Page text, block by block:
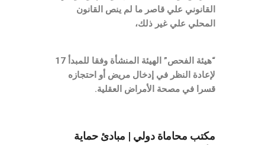
القانوني علي قاصر ما لم ينص القانون
المحلي علي غير ذلك،
“هيئة الفحص” الهيئة المنشأة وفقا للمبدأ 17
لإعادة النظر في إدخال مريض أو احتجازه
قسرا في مصحة الأمراض العقلية.
مكتب محاماة دولي | مبادئ حماية